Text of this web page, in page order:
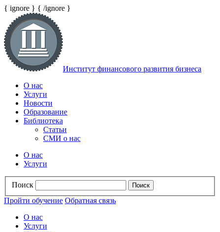
{ ignore } { /ignore }
Институт финансового развития бизнеса
О наc
Услуги
Новости
Образование
Библиотека
Статьи
СМИ о нас
О наc
Услуги
Поиск
Пройти обучение Обратная связь
О наc
Услуги